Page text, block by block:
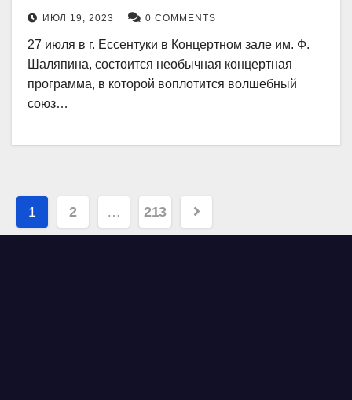
ИЮЛ 19, 2023 0 COMMENTS
27 июля в г. Ессентуки в Концертном зале им. Ф.
Шаляпина, состоится необычная концертная
программа, в которой воплотится волшебный
союз…
Навигация
по
1 2 … 213